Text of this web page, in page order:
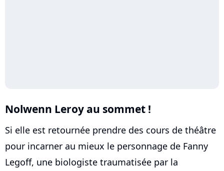
Nolwenn Leroy au sommet !
Si elle est retournée prendre des cours de théâtre
pour incarner au mieux le personnage de Fanny
Legoff, une biologiste traumatisée par la